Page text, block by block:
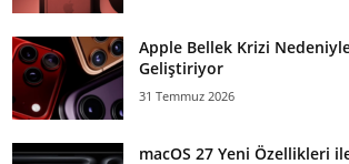
Apple Bellek Krizi
Geliştiriyor
31 Temmuz 2026
macOS 27 Yeni Özellikleri